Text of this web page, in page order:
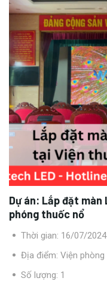
Dự án: Lắp đặt màn
phóng thuốc nổ
Thời gian: 16/07/2024
Địa điểm: Viện
Số lượng: 1